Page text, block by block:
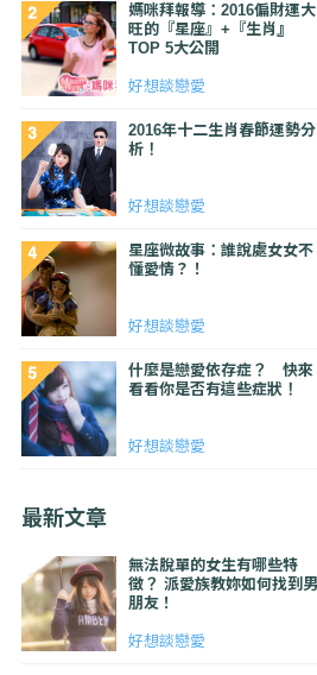
媽咪拜報導：2016偏財運大
旺的『星座』+『生肖』
TOP 5大公開
好想談戀愛
2016年十二生肖春節運勢分
析！
好想談戀愛
星座微故事：誰說處女女不
懂愛情？！
好想談戀愛
什麼是戀愛依存症？ 快來
看看你是否有這些症狀！
好想談戀愛
最新文章
無法脫單的女生有哪些特
徵？ 派愛族教妳如何找到男
朋友！
好想談戀愛